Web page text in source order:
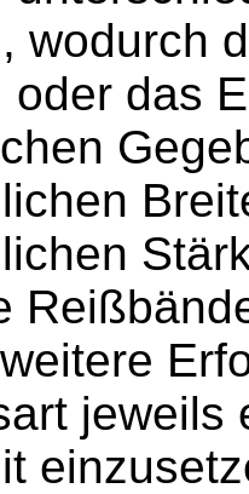
wodurch
oder das
jeweils